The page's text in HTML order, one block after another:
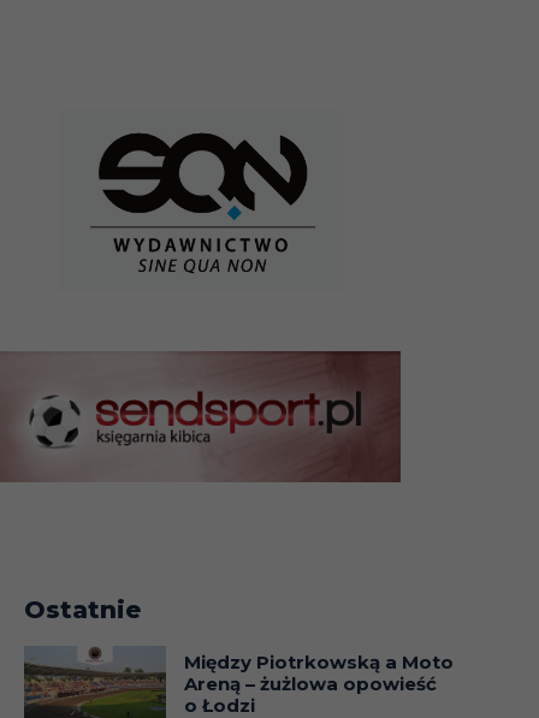
Ostatnie
Między Piotrkowską a Moto
Areną – żużlowa opowieść
o Łodzi